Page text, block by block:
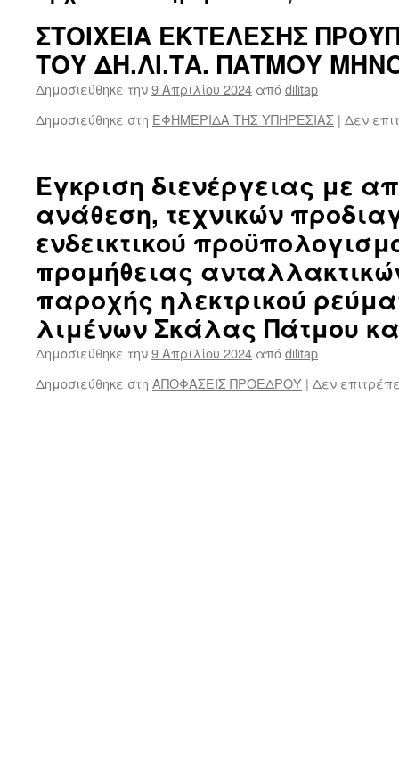
ΣΤΟΙΧΕΙΑ ΕΚΤΕΛΕΣΗΣ
ΤΟΥ ΔΗ.ΛΙ.ΤΑ. ΠΑΤΜΟΥ
Δημοσιεύθηκε την9 Απριλίου 2024 απόdilitap
Δημοσιεύθηκε στη ΕΦΗΜΕΡΙΔΑ ΤΗΣ ΥΠΗΡΕΣΙΑΣ | Δεν
Έγκριση διενέργειας με
ανάθεση, τεχνικών
ενδεικτικού
προμήθειας
παροχής ηλεκτρικού
λιμένων Σκάλας Πάτμου
Δημοσιεύθηκε την9 Απριλίου 2024 απόdilitap
Δημοσιεύθηκε στη ΑΠΟΦΑΣΕΙΣ ΠΡΟΕΔΡΟΥ | Δεν